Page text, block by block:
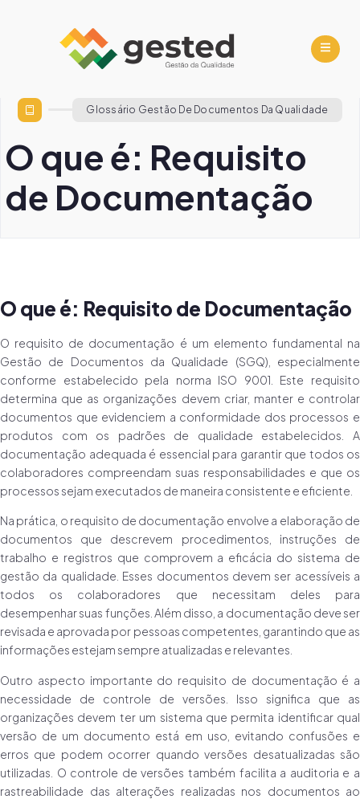
Glossário Gestão De Documentos Da Qualidade
O que é: Requisito
de Documentação
O que é: Requisito de Documentação
O requisito de documentação é um elemento fundamental na
Gestão de Documentos da Qualidade (SGQ), especialmente
conforme estabelecido pela norma ISO 9001. Este requisito
determina que as organizações devem criar, manter e controlar
documentos que evidenciem a conformidade dos processos e
produtos com os padrões de qualidade estabelecidos. A
documentação adequada é essencial para garantir que todos os
colaboradores compreendam suas responsabilidades e que os
processos sejam executados de maneira consistente e eficiente.
Na prática, o requisito de documentação envolve a elaboração de
documentos que descrevem procedimentos, instruções de
trabalho e registros que comprovem a eficácia do sistema de
gestão da qualidade. Esses documentos devem ser acessíveis a
todos os colaboradores que necessitam deles para
desempenhar suas funções. Além disso, a documentação deve ser
revisada e aprovada por pessoas competentes, garantindo que as
informações estejam sempre atualizadas e relevantes.
Outro aspecto importante do requisito de documentação é a
necessidade de controle de versões. Isso significa que as
organizações devem ter um sistema que permita identificar qual
versão de um documento está em uso, evitando confusões e
erros que podem ocorrer quando versões desatualizadas são
utilizadas. O controle de versões também facilita a auditoria e a
rastreabilidade das alterações realizadas nos documentos ao